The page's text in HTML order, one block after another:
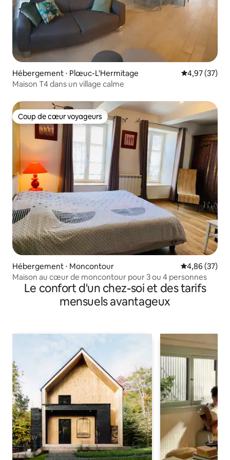
Hébergement ⋅ Plœuc-L'Hermitage Évaluation
4,97 (37)
Maison T4 dans un village calme
Coup de cœur voyageurs
Coup de cœur voyageurs
Hébergement ⋅ Moncontour Évaluation
4,86 (37)
Maison au cœur de moncontour pour 3 ou 4 personnes
Le confort d'un chez-soi et des tarifs
mensuels avantageux